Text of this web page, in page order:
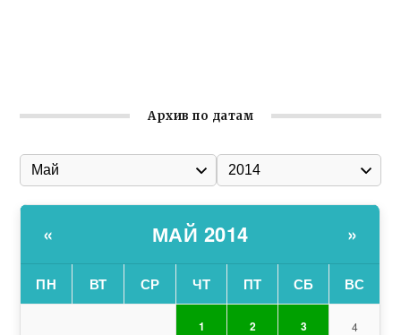
Архив по датам
« МАЙ 2014 »
ПН ВТ СР ЧТ ПТ СБ ВС
1 2 3 4